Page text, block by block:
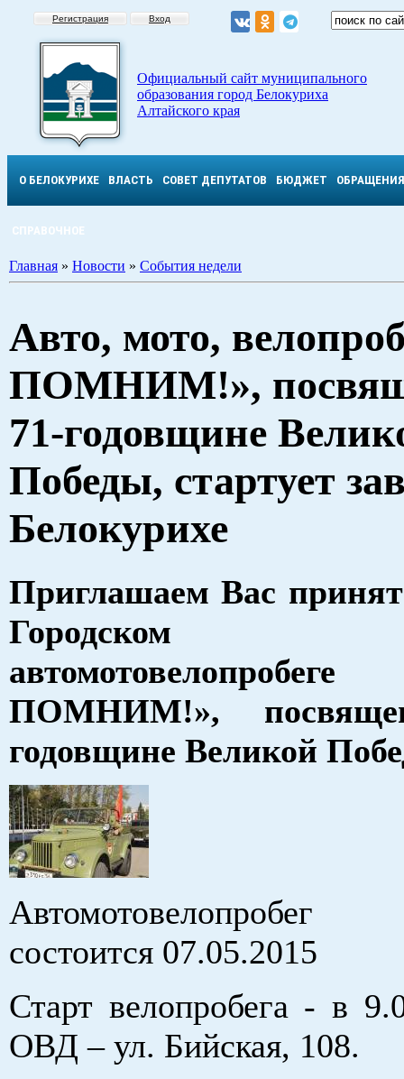
Регистрация Вход
Официальный сайт муниципального
образования город Белокуриха
Алтайского края
О БЕЛОКУРИХЕ ВЛАСТЬ СОВЕТ ДЕПУТАТОВ БЮДЖЕТ ОБРАЩЕНИЯ
СПРАВОЧНОЕ
Главная » Новости » События недели
Авто, мото,
ПОМНИМ!»,
71-годовщине
Победы, стартует
Белокурихе
Приглашаем Вас
Городском
ПОМНИМ!»,
годовщине Великой
Автомотовелопробег
состоится 07.05.2015
Старт велопробега - в
ОВД – ул. Бийская, 108.